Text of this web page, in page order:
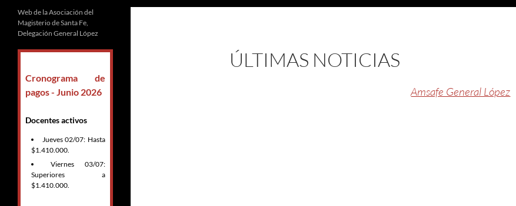
ÚLTIMAS NOTICIAS
Amsafe General López
Web de la Asociación del
Magisterio de Santa Fe,
Delegación General López
Cronograma de
pagos - Junio 2026
Docentes activos
Jueves 02/07: Hasta
$1.410.000.
Viernes 03/07:
Superiores a
$1.410.000.